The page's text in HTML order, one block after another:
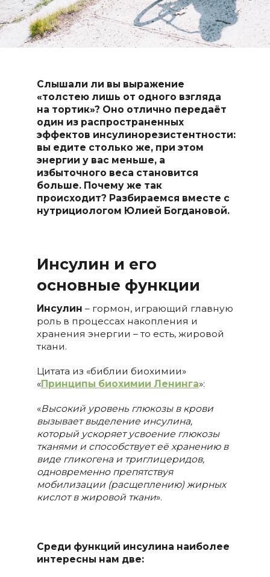
Слышали ли вы выражение
«толстею лишь от одного взгляда
на тортик»? Оно отлично передаёт
один из распространенных
эффектов инсулинорезистентности:
вы едите столько же, при этом
энергии у вас меньше, а
избыточного веса становится
больше. Почему же так
происходит? Разбираемся вместе с
нутрициологом Юлией Богдановой.
Инсулин и его
основные функции
Инсулин – гормон, играющий главную
роль в процессах накопления и
хранения энергии – то есть, жировой
ткани.
Цитата из «библии биохимии»
«Принципы биохимии Ленинга»:
«Высокий уровень глюкозы в крови
вызывает выделение инсулина,
который ускоряет усвоение глюкозы
тканями и способствует её хранению в
виде гликогена и триглицеридов,
одновременно препятствуя
мобилизации (расщеплению) жирных
кислот в жировой ткани».
Среди функций инсулина наиболее
интересны нам две: